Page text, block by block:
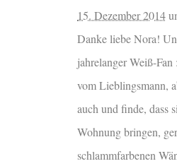
15. Dezember 2014
Danke liebe Nora!
jahrelanger Weiß-
vom Lieblingsmann,
auch und finde, dass
Wohnung bringen,
schlammfarbenen